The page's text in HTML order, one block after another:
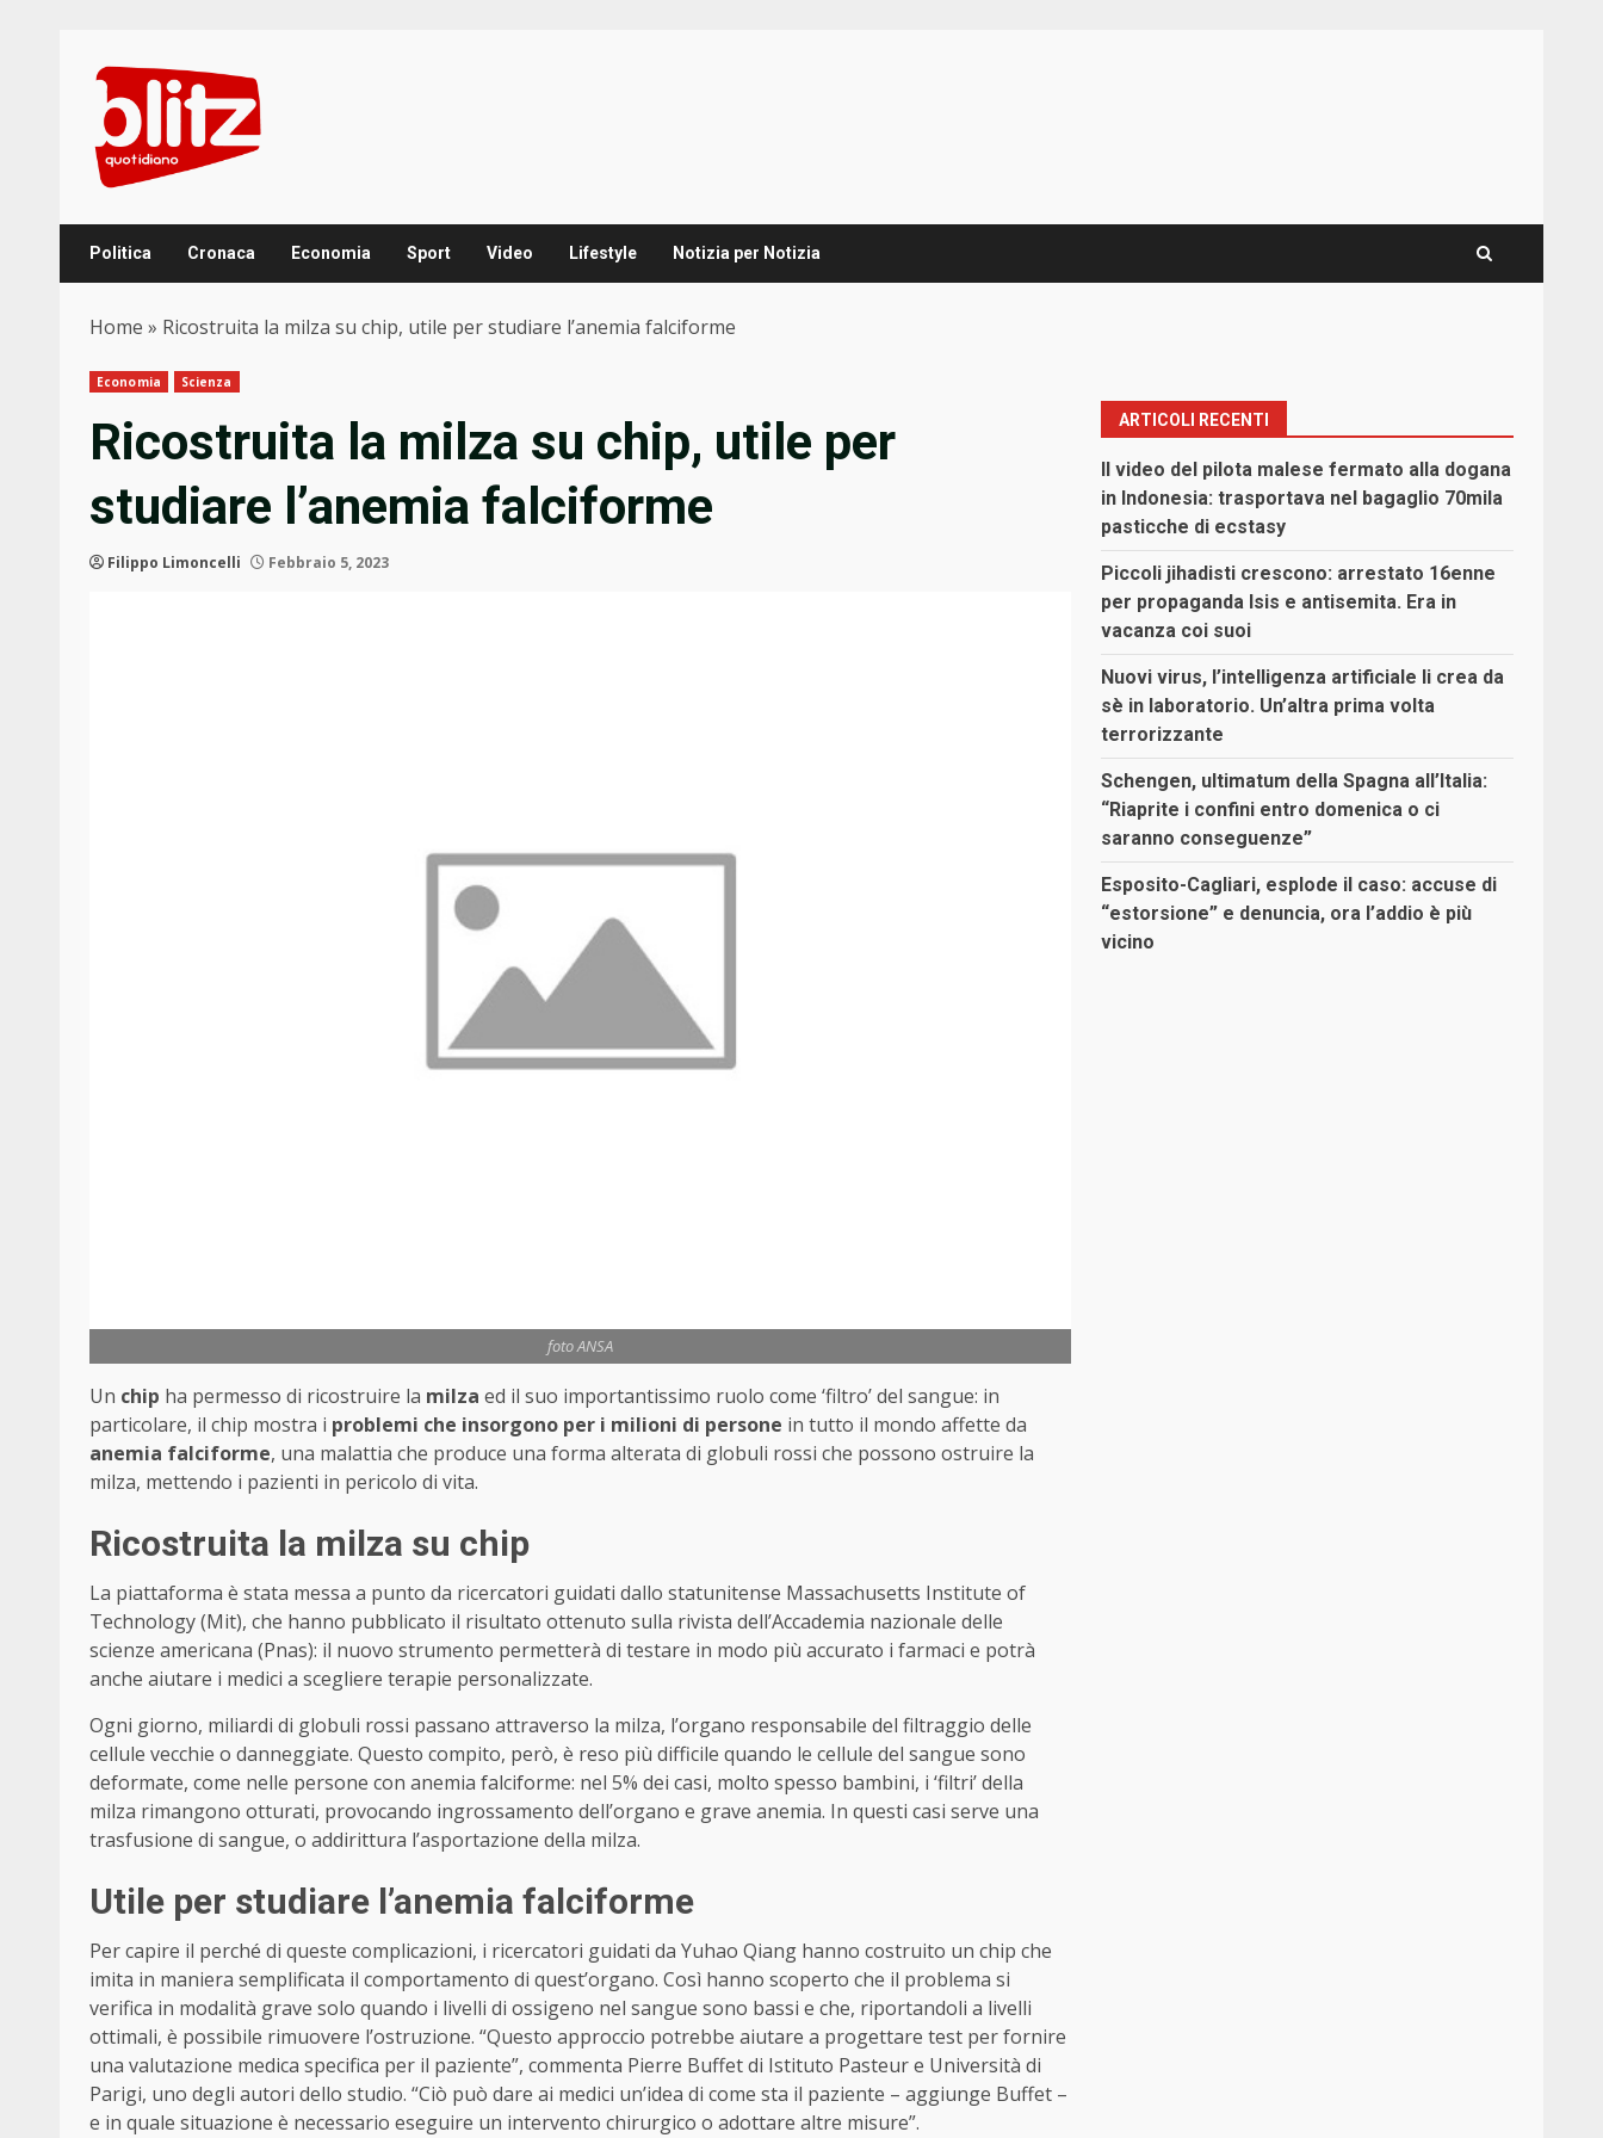
content
Politica Cronaca Economia Sport Video Lifestyle Notizia per Notizia
Home » Ricostruita la milza su chip, utile per studiare l’anemia falciforme
Economia Scienza
Ricostruita la milza su chip, utile per
studiare l’anemia falciforme
Filippo Limoncelli Febbraio 5, 2023
foto ANSA
Un chip ha permesso di ricostruire la milza ed il suo importantissimo ruolo come ‘filtro’ del sangue: in
particolare, il chip mostra i problemi che insorgono per i milioni di persone in tutto il mondo affette da
anemia falciforme, una malattia che produce una forma alterata di globuli rossi che possono ostruire la
milza, mettendo i pazienti in pericolo di vita.
Ricostruita la milza su chip
La piattaforma è stata messa a punto da ricercatori guidati dallo statunitense Massachusetts Institute of
Technology (Mit), che hanno pubblicato il risultato ottenuto sulla rivista dell’Accademia nazionale delle
scienze americana (Pnas): il nuovo strumento permetterà di testare in modo più accurato i farmaci e potrà
anche aiutare i medici a scegliere terapie personalizzate.
Ogni giorno, miliardi di globuli rossi passano attraverso la milza, l’organo responsabile del filtraggio delle
cellule vecchie o danneggiate. Questo compito, però, è reso più difficile quando le cellule del sangue sono
deformate, come nelle persone con anemia falciforme: nel 5% dei casi, molto spesso bambini, i ‘filtri’ della
milza rimangono otturati, provocando ingrossamento dell’organo e grave anemia. In questi casi serve una
trasfusione di sangue, o addirittura l’asportazione della milza.
Utile per studiare l’anemia falciforme
Per capire il perché di queste complicazioni, i ricercatori guidati da Yuhao Qiang hanno costruito un chip che
imita in maniera semplificata il comportamento di quest’organo. Così hanno scoperto che il problema si
verifica in modalità grave solo quando i livelli di ossigeno nel sangue sono bassi e che, riportandoli a livelli
ottimali, è possibile rimuovere l’ostruzione. “Questo approccio potrebbe aiutare a progettare test per fornire
una valutazione medica specifica per il paziente”, commenta Pierre Buffet di Istituto Pasteur e Università di
Parigi, uno degli autori dello studio. “Ciò può dare ai medici un’idea di come sta il paziente – aggiunge Buffet –
e in quale situazione è necessario eseguire un intervento chirurgico o adottare altre misure”.
ARTICOLI RECENTI
Il video del pilota malese fermato alla dogana
in Indonesia: trasportava nel bagaglio 70mila
pasticche di ecstasy
Piccoli jihadisti crescono: arrestato 16enne
per propaganda Isis e antisemita. Era in
vacanza coi suoi
Nuovi virus, l’intelligenza artificiale li crea da
sè in laboratorio. Un’altra prima volta
terrorizzante
Schengen, ultimatum della Spagna all’Italia:
“Riaprite i confini entro domenica o ci
saranno conseguenze”
Esposito-Cagliari, esplode il caso: accuse di
“estorsione” e denuncia, ora l’addio è più
vicino